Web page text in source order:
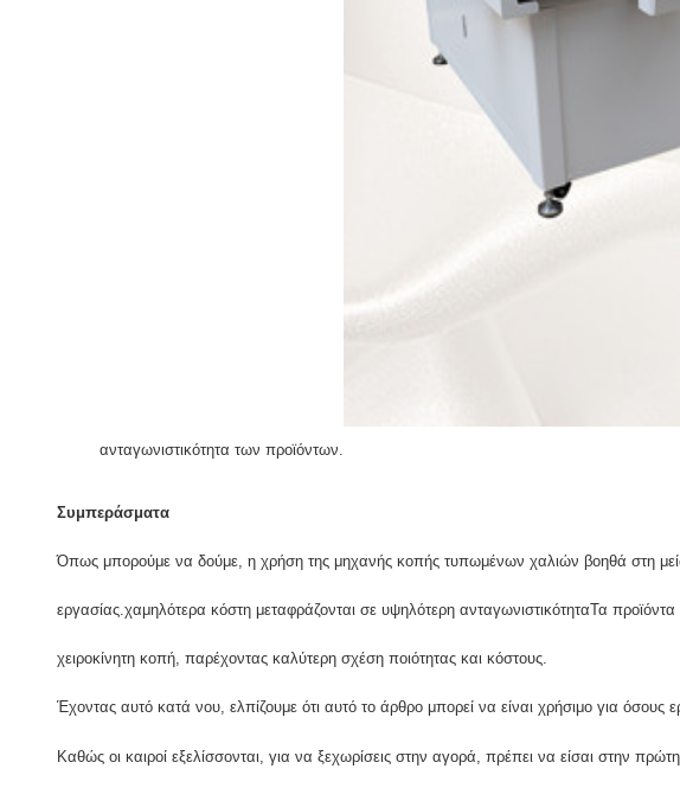
ανταγωνιστικότητα των προϊόντων.
Συμπεράσματα
Όπως μπορούμε να δούμε, η χρήση της μηχανής κοπής τυπωμένων χαλιών βοηθά στη
εργασίας.χαμηλότερα κόστη μεταφράζονται σε υψηλότερη ανταγωνιστικότηταΤα
χειροκίνητη κοπή, παρέχοντας καλύτερη σχέση ποιότητας και κόστους.
Έχοντας αυτό κατά νου, ελπίζουμε ότι αυτό το άρθρο μπορεί να είναι χρήσιμο για όσους
Καθώς οι καιροί εξελίσσονται, για να ξεχωρίσεις στην αγορά, πρέπει να είσαι στην